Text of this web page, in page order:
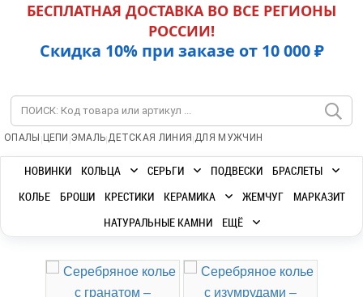
БЕСПЛАТНАЯ ДОСТАВКА ВО ВСЕ РЕГИОНЫ
РОССИИ!
Скидка 10% при заказе от 10 000 ₽
ОПАЛЫ | ЦЕПИ |ЭМАЛЬ|ДЕТСКАЯ ЛИНИЯ |ДЛЯ МУЖЧИН
НОВИНКИ КОЛЬЦА СЕРЬГИ ПОДВЕСКИ
БРАСЛЕТЫ
КОЛЬЕ
БРОШИ КРЕСТИКИ КЕРАМИКА ЖЕМЧУГ
МАРКАЗИТ
НАТУРАЛЬНЫЕ КАМНИ
ЕЩЁ